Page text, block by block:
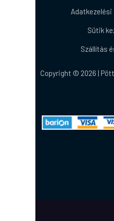
Sütik
Szállítás
Copyright © 2026 |